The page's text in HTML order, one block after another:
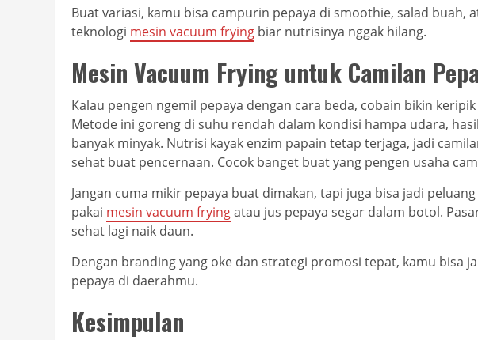
Buat variasi, kamu bisa campurin pepaya di smoothie, salad buah,
teknologi mesin vacuum frying biar nutrisinya nggak hilang.
Mesin Vacuum Frying untuk Camilan
Kalau pengen ngemil pepaya dengan cara beda, cobain bikin
Metode ini goreng di suhu rendah dalam kondisi hampa udara,
banyak minyak. Nutrisi kayak enzim papain tetap terjaga, jadi
sehat buat pencernaan. Cocok banget buat yang pengen usaha
Jangan cuma mikir pepaya buat dimakan, tapi juga bisa jadi
pakai mesin vacuum fryingatau jus pepaya segar dalam botol.
sehat lagi naik daun.
Dengan branding yang oke dan strategi promosi tepat, kamu bisa
pepaya di daerahmu.
Kesimpulan